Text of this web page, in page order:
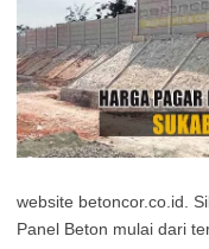
website betoncor.co.id.
Panel Beton mulai dari